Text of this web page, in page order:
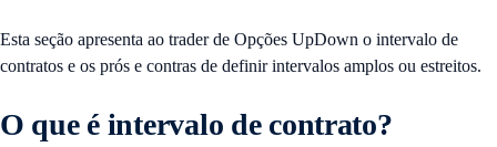
Esta seção apresenta ao trader de Opções UpDown o intervalo de
contratos e os prós e contras de definir intervalos amplos ou estreitos.
O que é intervalo de contrato?